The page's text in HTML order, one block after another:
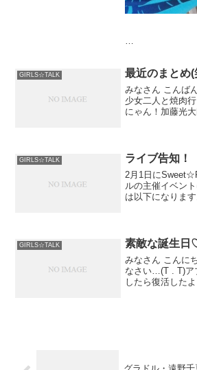
GIRLS☆TALK 最近のまとめ(
みなさん こんば
少女二人と焼肉
にゃん！加藤光
GIRLS☆TALK ライブ告知！
2月1日に
ルの主催イベン
は以下になりま
GIRLS☆TALK 素敵な誕生日
みなさん こんに
なさい…(T . T)ア
したら復活した